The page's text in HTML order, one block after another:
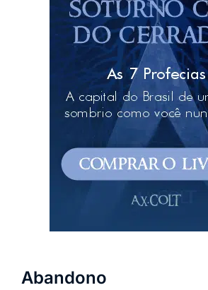
Abandono